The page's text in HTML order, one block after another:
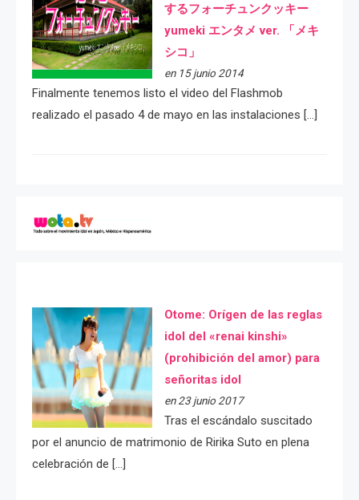
するフォーチュンクッキー
yumeki エンタメ ver. 「メキ
シコ」
en 15 junio 2014
Finalmente tenemos listo el video del Flashmob
realizado el pasado 4 de mayo en las instalaciones […]
Otome: Orígen de las reglas
idol del «renai kinshi»
(prohibición del amor) para
señoritas idol
en 23 junio 2017
Tras el escándalo suscitado
por el anuncio de matrimonio de Ririka Suto en plena
celebración de […]